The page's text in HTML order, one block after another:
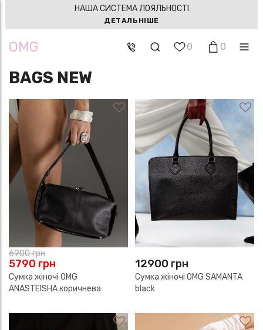
НАША СИСТЕМА ЛОЯЛЬНОСТІ
ДЕТАЛЬНІШЕ
OMG 0 0
BAGS NEW
6900грн
5790 грн
Сумка жіночі OMG
ANASTEISHA коричнева
12900 грн
Сумка жіночі OMG SAMANTA
black